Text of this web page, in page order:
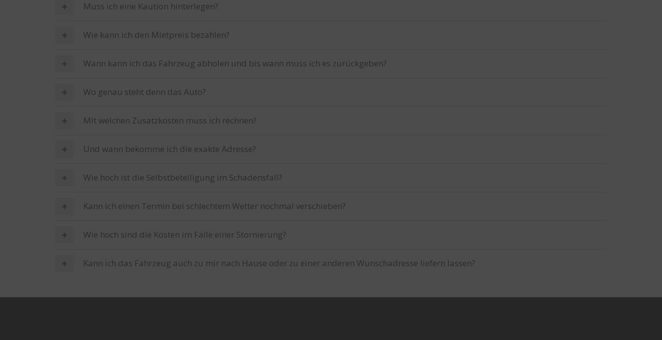
Muss ich eine Kaution hinterlegen?
Wie kann ich den Mietpreis bezahlen?
Wann kann ich das Fahrzeug abholen und bis wann muss ich es zurückgeben?
Wo genau steht denn das Auto?
Mit welchen Zusatzkosten muss ich rechnen?
Und wann bekomme ich die exakte Adresse?
Wie hoch ist die Selbstbeteiligung im Schadensfall?
Kann ich einen Termin bei schlechtem Wetter nochmal verschieben?
Wie hoch sind die Kosten im Falle einer Stornierung?
Kann ich das Fahrzeug auch zu mir nach Hause oder zu einer anderen Wunschadresse liefern lassen?